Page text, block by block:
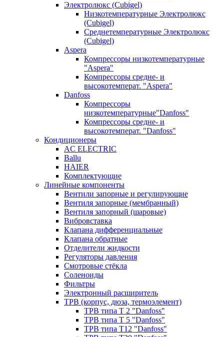
Электролюкс (Cubigel)
Низкотемпературные Электролюкс
(Cubigel)
Среднетемпературные Электролюкс
(Cubigel)
Aspera
Компрессоры низкотемпературные
"Aspera"
Компрессоры средне- и
высокотемперат. "Aspera"
Danfoss
Компрессоры
низкотемпературные"Danfoss"
Компрессоры средне- и
высокотемперат. "Danfoss"
Кондиционеры
AC ELECTRIC
Ballu
HAIER
Комплектующие
Линейные компоненты
Вентили запорные и регулирующие
Вентиля запорные (мембранный)
Вентиля запорный (шаровые)
Вибровставка
Клапана дифференциальные
Клапана обратные
Отделители жидкости
Регуляторы давления
Смотровые стёкла
Соленоиды
Фильтры
Электронный расширитель
ТРВ (корпус, дюза, термоэлемент)
ТРВ типа Т 2 "Danfoss"
ТРВ типа Т 5 "Danfoss"
ТРВ типа Т12 "Danfoss"